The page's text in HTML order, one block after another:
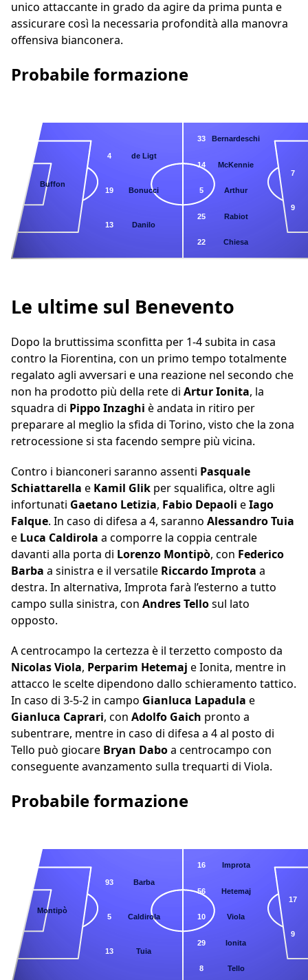
unico attaccante in grado da agire da prima punta e
assicurare così la necessaria profondità alla manovra
offensiva bianconera.
Probabile formazione
Buffon
4 de Ligt
19 Bonucci
13 Danilo
33 Bernardeschi
14 McKennie
5 Arthur
25 Rabiot
22 Chiesa
7
9
Le ultime sul Benevento
Dopo la bruttissima sconfitta per 1-4 subita in casa
contro la Fiorentina, con un primo tempo totalmente
regalato agli avversari e una reazione nel secondo che
non ha prodotto più della rete di Artur Ionita, la
squadra di Pippo Inzaghi è andata in ritiro per
preparare al meglio la sfida di Torino, visto che la zona
retrocessione si sta facendo sempre più vicina.
Contro i bianconeri saranno assenti Pasquale
Schiattarella e Kamil Glik per squalifica, oltre agli
infortunati Gaetano Letizia, Fabio Depaoli eIago
Falque. In caso di difesa a 4, saranno Alessandro Tuia
e Luca Caldirola a comporre la coppia centrale
davanti alla porta di Lorenzo Montipò, con Federico
Barba a sinistra e il versatile Riccardo Improta a
destra. In alternativa, Improta farà l’esterno a tutto
campo sulla sinistra, con Andres Tellosul lato
opposto.
A centrocampo la certezza è il terzetto composto da
Nicolas Viola, Perparim Hetemaj e Ionita, mentre in
attacco le scelte dipendono dallo schieramento tattico.
In caso di 3-5-2 in campo Gianluca Lapadula e
Gianluca Caprari, con Adolfo Gaich pronto a
subentrare, mentre in caso di difesa a 4 al posto di
Tello può giocare Bryan Daboa centrocampo con
conseguente avanzamento sulla trequarti di Viola.
Probabile formazione
Montipò
93 Barba
5 Caldirola
13 Tuia
16 Improta
56 Hetemaj
10 Viola
29 Ionita
8 Tello
17
9